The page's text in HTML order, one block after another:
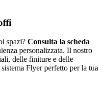
spazi? Consulta la scheda
personalizzata. Il nostro
delle finiture e delle
Flyer perfetto per la tua